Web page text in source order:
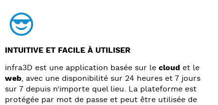
INTUITIVE ET FACILE À UTILISER
infra3D est une application basée sur le cloud et le
web, avec une disponibilité sur 24 heures et 7 jours
sur 7 depuis n’importe quel lieu. La plateforme est
protégée par mot de passe et peut être utilisée de